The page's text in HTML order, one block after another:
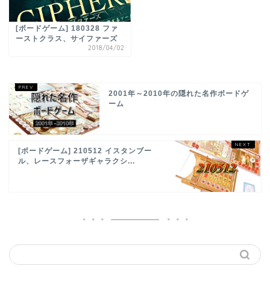
[ボードゲーム] 180328 ファ
ーストクラス、サイファーズ
2018/04/02
2001年～2010年の隠れた名作ボードゲ
ーム
[ボードゲーム] 210512 イスタンブー
ル、レースフォーザギャラクシ...